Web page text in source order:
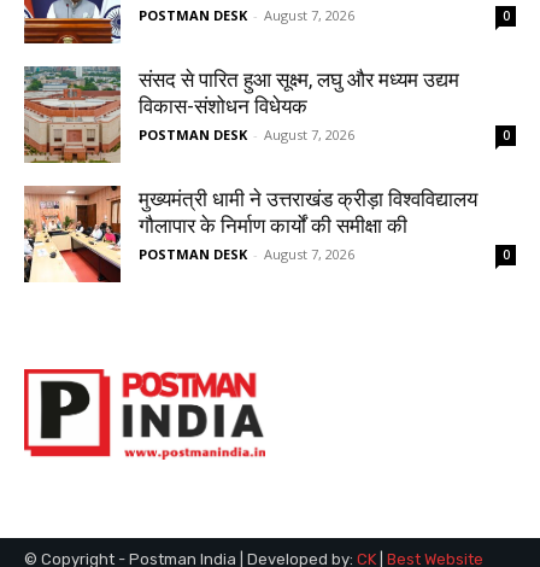
© Copyright - Postman India | Developed by: CK Best Website